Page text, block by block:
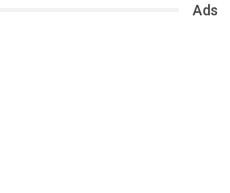
Ads